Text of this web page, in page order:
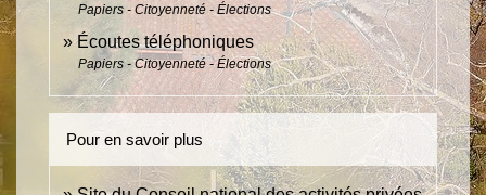
Papiers - Citoyenneté - Élections
Écoutes téléphoniques
Papiers - Citoyenneté - Élections
Pour en savoir plus